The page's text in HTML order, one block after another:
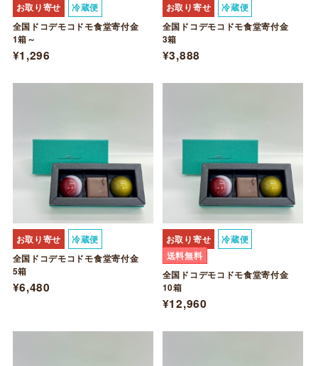
お取り寄せ
冷蔵便
全国ドコデモコドモ食堂寄付金
1箱～
¥1,296
お取り寄せ
冷蔵便
全国ドコデモコドモ食堂寄付金
3箱
¥3,888
お取り寄せ
冷蔵便
全国ドコデモコドモ食堂寄付金
5箱
¥6,480
お取り寄せ
冷蔵便
送料無料
全国ドコデモコドモ食堂寄付金
10箱
¥12,960